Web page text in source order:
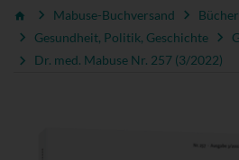
Mabuse-Buchversand
Bücher
Gesundheit, Politik, Geschichte
Dr. med. Mabuse Nr. 257 (3/2022)